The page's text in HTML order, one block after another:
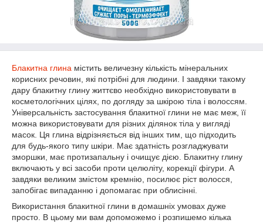
Блакитна глина містить величезну кількість мінеральних
корисних речовин, які потрібні для людини. І завдяки такому
дару блакитну глину життєво необхідно використовувати в
косметологічних цілях, по догляду за шкірою тіла і волоссям.
Універсальність застосування блакитної глини не має меж, її
можна використовувати для різних ділянок тіла у вигляді
масок. Ця глина відрізняється від інших тим, що підходить
для будь-якого типу шкіри. Має здатність розгладжувати
зморшки, має протизапальну і очищує дією. Блакитну глину
включають у всі засоби проти целюліту, корекції фігури. А
завдяки великим змістом кремнію, посилює ріст волосся,
запобігає випаданню і допомагає при облисінні.
Використання блакитної глини в домашніх умовах дуже
просто. В цьому ми вам допоможемо і розпишемо кілька